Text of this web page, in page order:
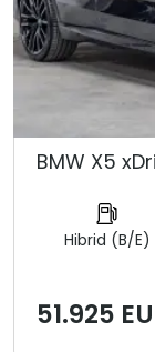
BMW X5
Hibrid (B/E)
51.925